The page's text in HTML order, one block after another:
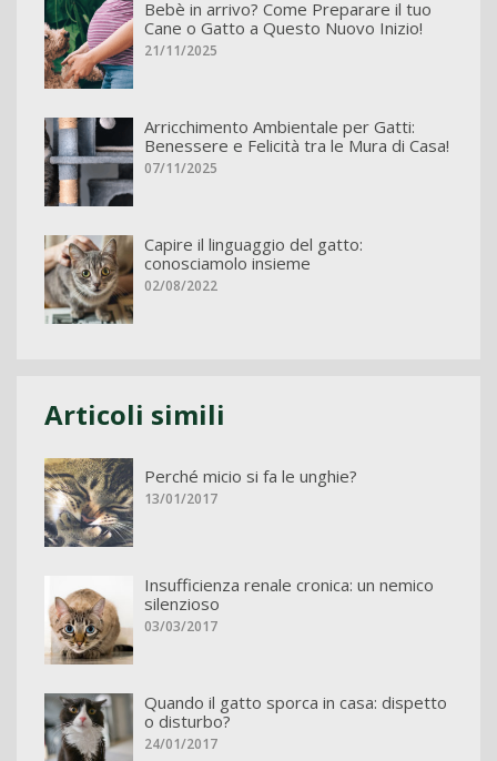
Bebè in arrivo? Come Preparare il tuo
Cane o Gatto a Questo Nuovo Inizio!
21/11/2025
Arricchimento Ambientale per Gatti:
Benessere e Felicità tra le Mura di Casa!
07/11/2025
Capire il linguaggio del gatto:
conosciamolo insieme
02/08/2022
Articoli simili
Perché micio si fa le unghie?
13/01/2017
Insufficienza renale cronica: un nemico
silenzioso
03/03/2017
Quando il gatto sporca in casa: dispetto
o disturbo?
24/01/2017